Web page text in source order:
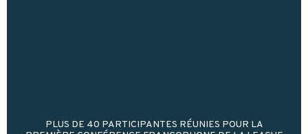
PLUS DE 40 PARTICIPANTES RÉUNIES POUR LA